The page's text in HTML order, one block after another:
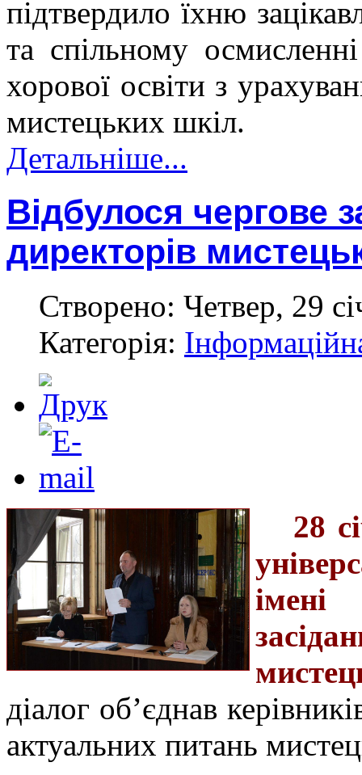
підтвердило їхню
та спільному
хорової освіти з
мистецьких шкіл.
Детальніше...
Відбулося чергове
директорів
Створено: Четвер, 29
Категорія:
28
діалог об’єднав
актуальних питань